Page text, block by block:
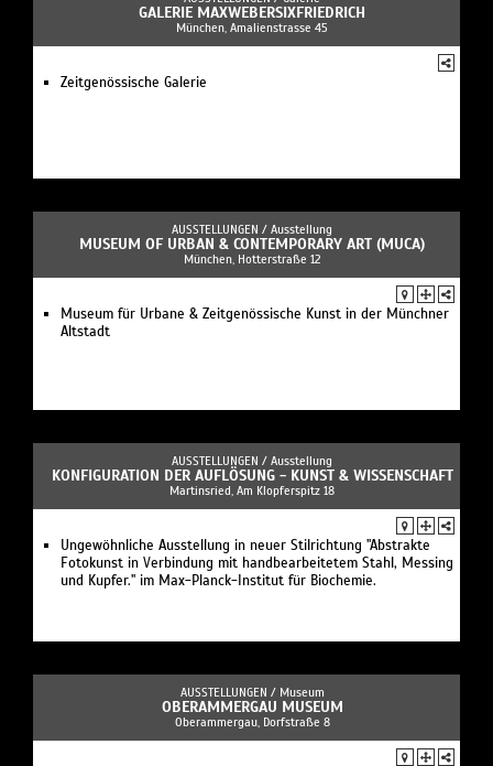
GALERIE MAXWEBERSIXFRIEDRICH
München, Amalienstrasse 45
Zeitgenössische Galerie
AUSSTELLUNGEN / Ausstellung
MUSEUM OF URBAN & CONTEMPORARY ART (MUCA)
München, Hotterstraße 12
Museum für Urbane & Zeitgenössische Kunst in der Münchner
Altstadt
AUSSTELLUNGEN / Ausstellung
KONFIGURATION DER AUFLÖSUNG - KUNST & WISSENSCHAFT
Martinsried, Am Klopferspitz 18
Ungewöhnliche Ausstellung in neuer Stilrichtung "Abstrakte
Fotokunst in Verbindung mit handbearbeitetem Stahl, Messing
und Kupfer." im Max-Planck-Institut für Biochemie.
AUSSTELLUNGEN / Museum
OBERAMMERGAU MUSEUM
Oberammergau, Dorfstraße 8